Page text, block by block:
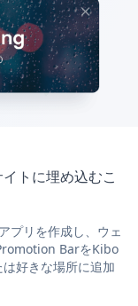
トに埋め込むこ
プリを作成し、ウェ
BarをKibo
好きな場所に追加